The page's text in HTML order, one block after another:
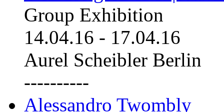
Group Exhibition
14.04.16 - 17.04.16
Aurel Scheibler Berlin
----------
Alessandro Twombly